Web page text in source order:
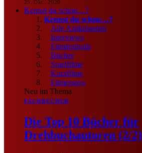
25. Okt.. 2020
Kennst du schon…?
Kennst du schon…?
Alle Artikelserien
Interviews
Filmfestivals
Bücher
Spielfilme
Kurzfilme
Filmessays
Neu im Thema
FACHBÜCHER
Die Top 10 Bücher für
Drehbuchautoren (2/2)